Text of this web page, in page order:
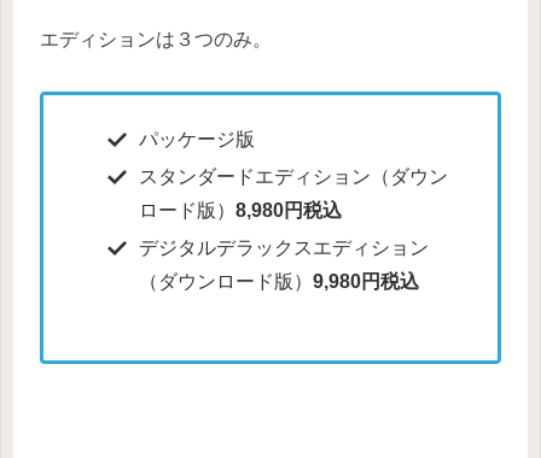
エディションは３つのみ。
パッケージ版
スタンダードエディション（ダウン
ロード版） 8,980円税込
デジタルデラックスエディション
（ダウンロード版） 9,980円税込